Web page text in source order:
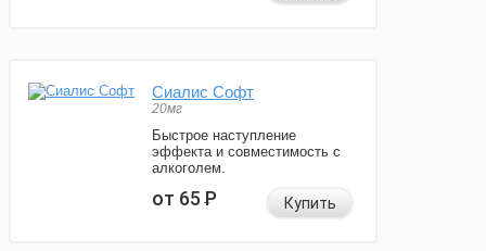
Сиалис Софт
20мг
Быстрое наступление
эффекта и совместимость с
алкоголем.
от 65Р Купить